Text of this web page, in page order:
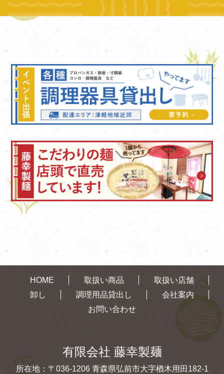
HOME 取扱い商品
取扱い店舗
卸し
調理用品貸出し
会社案内
お問い合わせ
有限会社 藤幸製麺
所在地：〒036-1206 青森県弘前市大字楢木用田182-1